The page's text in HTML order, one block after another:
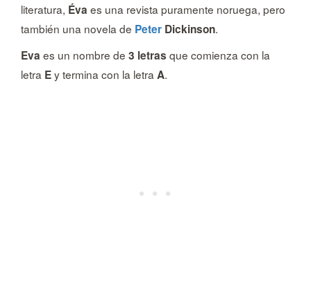
literatura, Éva es una revista puramente noruega, pero
también una novela de Peter Dickinson.
Eva es un nombre de 3 letras que comienza con la
letra Ey termina con la letra A.